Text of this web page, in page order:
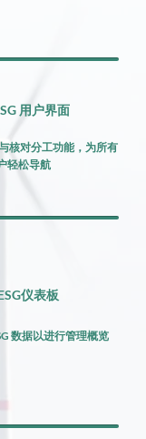
用户界面
核对分工功能，为所有
轻松导航
仪表板
数据以进行管理概览